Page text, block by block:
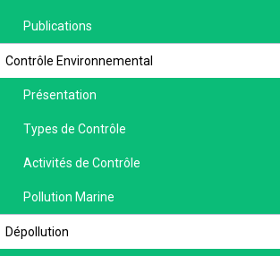
Publications
Contrôle Environnemental
Présentation
Types de Contrôle
Activités de Contrôle
Pollution Marine
Dépollution